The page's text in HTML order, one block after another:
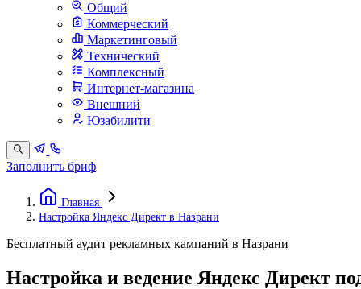
Общий
Коммерческий
Маркетинговый
Технический
Комплексный
Интернет-магазина
Внешний
Юзабилити
Заполнить бриф
Главная
Настройка Яндекс Директ в Назрани
Бесплатный аудит рекламных кампаний в Назрани
Настройка и ведение Яндекс Директ